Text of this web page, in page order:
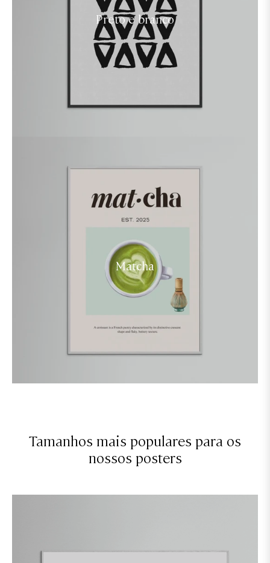
Preto e branco
Matcha
Tamanhos mais populares para os
nossos posters